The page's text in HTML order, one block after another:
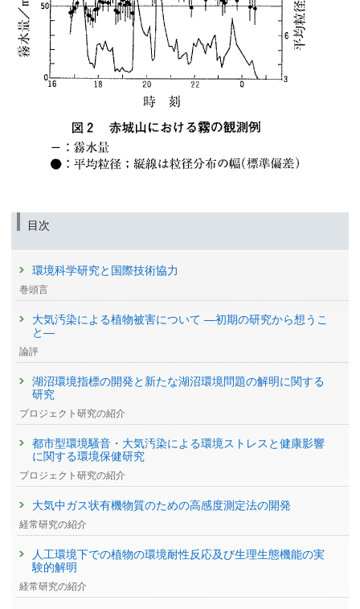
目次
環境科学研究と国際技術協力
巻頭言
大気汚染による植物被害について —初期の研究から想うこ
と—
論評
湖沼環境指標の開発と新たな湖沼環境問題の解明に関する
研究
プロジェクト研究の紹介
都市型環境騒音・大気汚染による環境ストレスと健康影響
に関する環境保健研究
プロジェクト研究の紹介
大気中ガス状有機物質のための高感度測定法の開発
経常研究の紹介
人工環境下での植物の環境耐性反応及び生理生態機能の実
験的解明
経常研究の紹介